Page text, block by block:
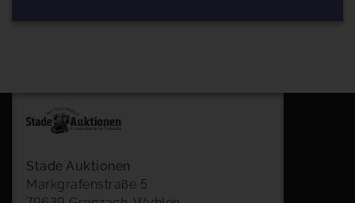
Stade Auktionen
Markgrafenstraße 5